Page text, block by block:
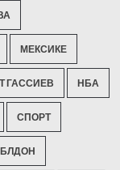
МЕКСИКЕ
ГАССИЕВ НБА
СПОРТ